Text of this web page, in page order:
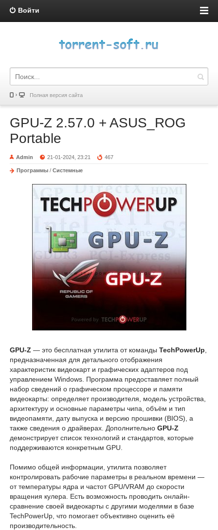
Войти
Полная версия сайта
GPU-Z 2.57.0 + ASUS_ROG
Portable
Admin 21-01-2024, 23:21 467
Программы / Системные
GPU-Z — это бесплатная утилита от команды TechPowerUp
предназначенная для детального отображения
характеристик видеокарт и графических адаптеров под
управлением Windows. Программа предоставляет полный
набор сведений о графическом процессоре и памяти
видеокарты: определяет производителя, модель устройства,
архитектуру и основные параметры чипа, объём и тип
видеопамяти, дату выпуска и версию прошивки (BIOS), а
также сведения о драйверах. Дополнительно GPU-Z
демонстрирует список технологий и стандартов, которые
поддерживаются конкретным GPU.
Помимо общей информации, утилита позволяет
контролировать рабочие параметры в реальном времени —
от температуры ядра и частот GPU/VRAM до скорости
вращения кулера. Есть возможность проводить онлайн-
сравнение своей видеокарты с другими моделями в базе
TechPowerUp, что помогает объективно оценить её
производительность.